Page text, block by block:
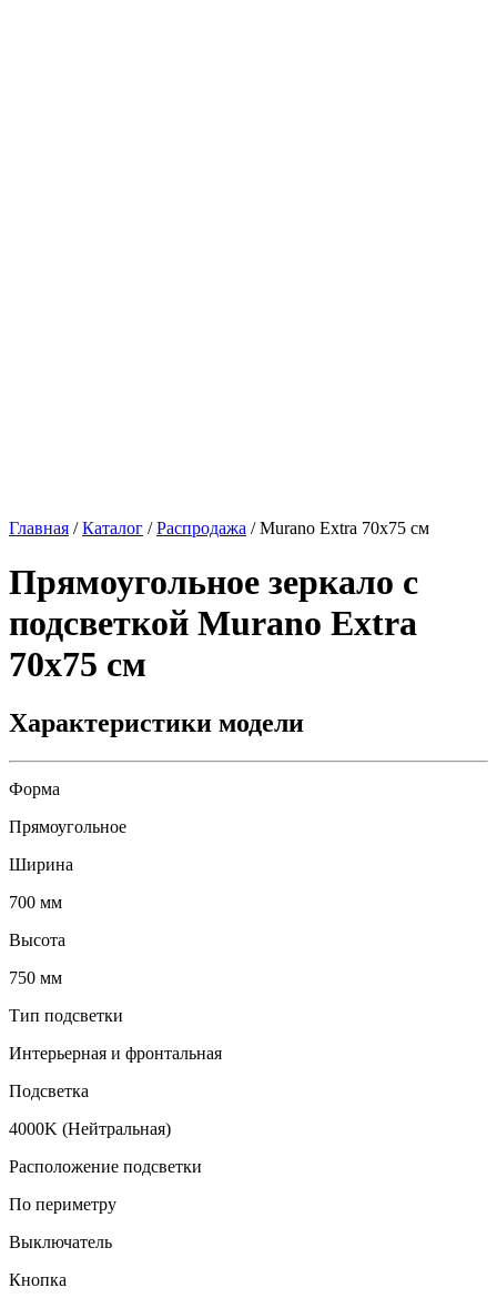
Главная /Каталог /Распродажа /Murano Extra 70х75 см
Прямоугольное зеркало с
подсветкой Murano Extra
70х75 см
Характеристики модели
Форма
Прямоугольное
Ширина
700 мм
Высота
750 мм
Тип подсветки
Интерьерная и фронтальная
Подсветка
4000K (Нейтральная)
Расположение подсветки
По периметру
Выключатель
Кнопка